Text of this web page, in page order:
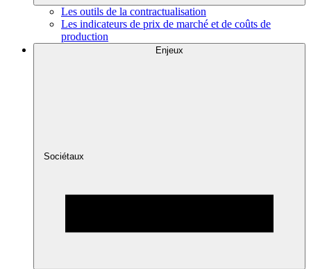
Les outils de la contractualisation
Les indicateurs de prix de marché et de coûts de
production
Enjeux
Sociétaux